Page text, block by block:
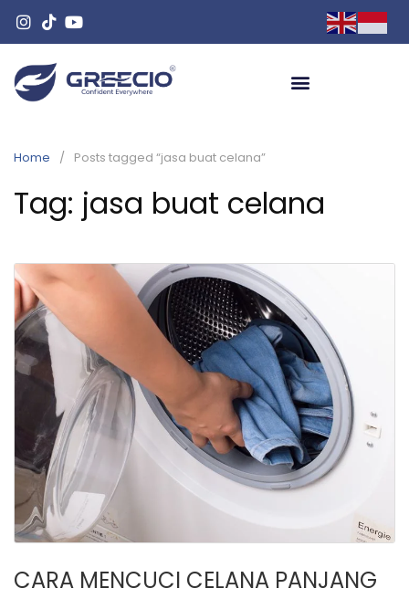
Home Posts tagged “jasa buat celana”
Tag: jasa buat celana
CARA MENCUCI CELANA PANJANG